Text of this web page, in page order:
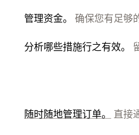
管理资金。 确保您有足够
分析哪些措施行之有效。
随时随地管理订单。 直接